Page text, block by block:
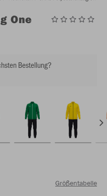
One
Bestellung?
Größentabelle